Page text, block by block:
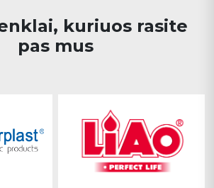
kuriuos rasite
pas mus